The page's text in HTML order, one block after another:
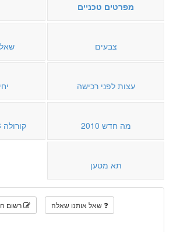
מפרטים טכניים
צבעים
עצות לפני רכישה
מה חדש 2010 קורולה 2013 דגם חדש
תא מטען
שאל אותנו שאלה רשום